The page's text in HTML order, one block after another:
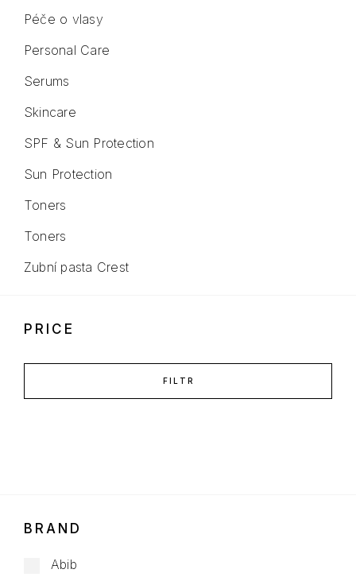
Péče o vlasy
Personal Care
Serums
Skincare
SPF & Sun Protection
Sun Protection
Toners
Toners
Zubní pasta Crest
PRICE
FILTR
BRAND
Abib